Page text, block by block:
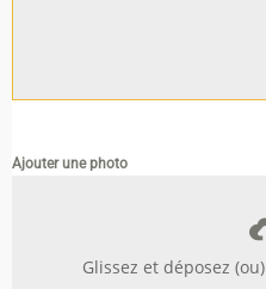
Ajouter une photo
Glissez et déposez (ou)